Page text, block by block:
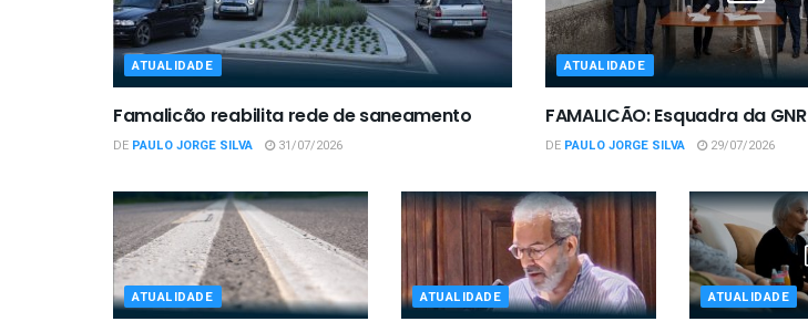
ATUALIDADE
Famalicão reabilita rede de saneamento
DE PAULO JORGE SILVA 31/07/2026
ATUALIDADE
FAMALICÃO: Esquadra da GNR
DE PAULO JORGE SILVA 29/07/2026
ATUALIDADE ATUALIDADE ATUALIDADE